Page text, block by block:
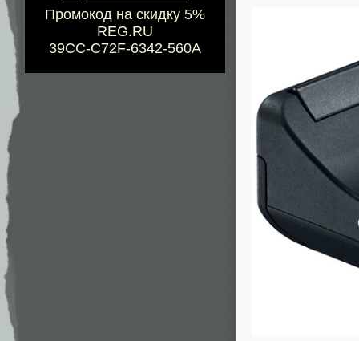
Промокод на скидку 5%
REG.RU
39CC-C72F-6342-560A